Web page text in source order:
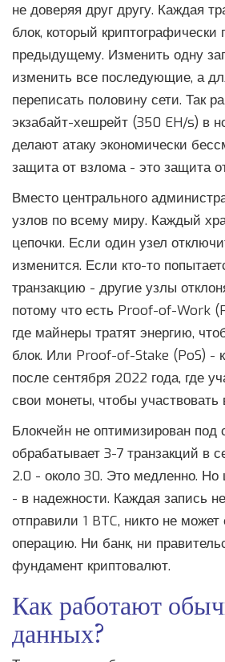
не доверяя друг другу. Каждая
блок, который криптографически
предыдущему. Изменить одну
изменить все последующие, а
переписать половину сети. Так
экзабайт-хешрейт (350 EH/s) в
делают атаку экономически
защита от взлома - это защита
Вместо центрального
узлов по всему миру. Каждый
цепочки. Если один узел
изменится. Если кто-то
транзакцию - другие узлы
потому что есть Proof-of-Work
где майнеры тратят энергию,
блок. Или Proof-of-Stake (PoS) -
после сентября 2022 года, где
свои монеты, чтобы участвовать
Блокчейн не оптимизирован под
обрабатывает 3-7 транзакций в
2.0 - около 30. Это медленно. Но
- в надежности. Каждая запись
отправили 1 BTC, никто не
операцию. Ни банк, ни
фундамент криптовалют.
Как работают
данных?